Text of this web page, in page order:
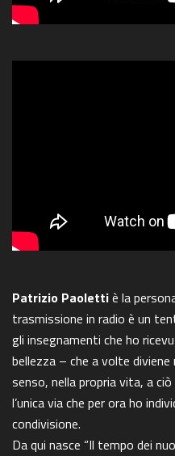
Patrizio Paolettiè la
trasmissione in radio è un
gli insegnamenti che ho
bellezza – che a volte
senso, nella propria vita, a
l’unica via che per ora ho
condivisione.
Da qui nasce “Il tempo dei